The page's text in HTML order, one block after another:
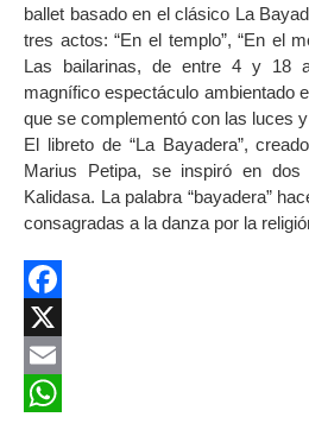
ballet basado en el clásico La
tres actos: “En el templo”, “En el
Las bailarinas, de entre 4 y 18
magnífico espectáculo ambientado
que se complementó con las luces
El libreto de “La Bayadera”,
Marius Petipa, se inspiró en dos
Kalidasa. La palabra “bayadera”
consagradas a la danza por la
Facebook
X
Email